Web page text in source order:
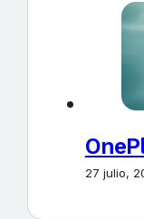
27 julio,